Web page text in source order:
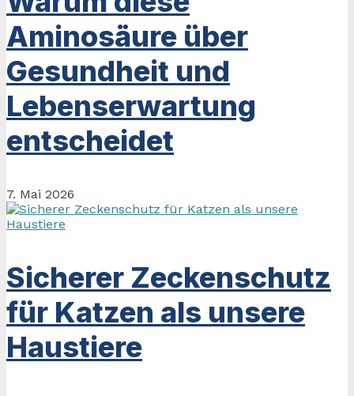
Aminosäure über
Gesundheit und
Lebenserwartung
entscheidet
7. Mai 2026
Sicherer Zeckenschutz
für Katzen als unsere
Haustiere